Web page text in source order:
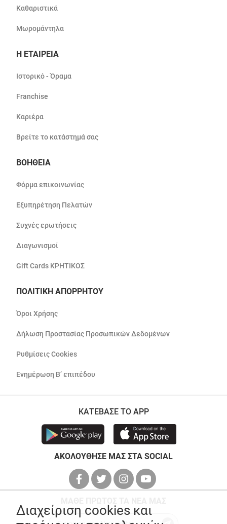
Καθαριστικά
Μωρομάντηλα
Η ΕΤΑΙΡΕΙΑ
Ιστορικό - Όραμα
Franchise
Καριέρα
Βρείτε το κατάστημά σας
ΒΟΗΘΕΙΑ
Φόρμα επικοινωνίας
Εξυπηρέτηση Πελατών
Συχνές ερωτήσεις
Διαγωνισμοί
Gift Cards ΚΡΗΤΙΚΟΣ
ΠΟΛΙΤΙΚΗ ΑΠΟΡΡΗΤΟΥ
Όροι Χρήσης
Δήλωση Προστασίας Προσωπικών Δεδομένων
Ρυθμίσεις Cookies
Ενημέρωση Β’ επιπέδου
ΚΑΤΕΒΑΣΕ ΤΟ APP
ΑΚΟΛΟΥΘΗΣΕ ΜΑΣ ΣΤΑ SOCIAL
Διαχείριση cookies και